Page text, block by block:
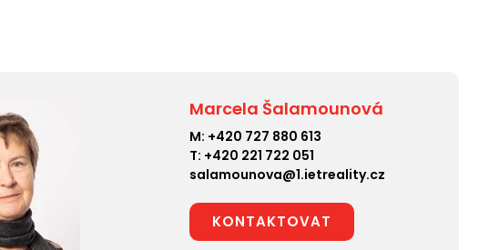
Marcela Šalamounová
M: +420 727 880 613
T: +420 221 722 051
salamounova@1.ietreality.cz
KONTAKTOVAT